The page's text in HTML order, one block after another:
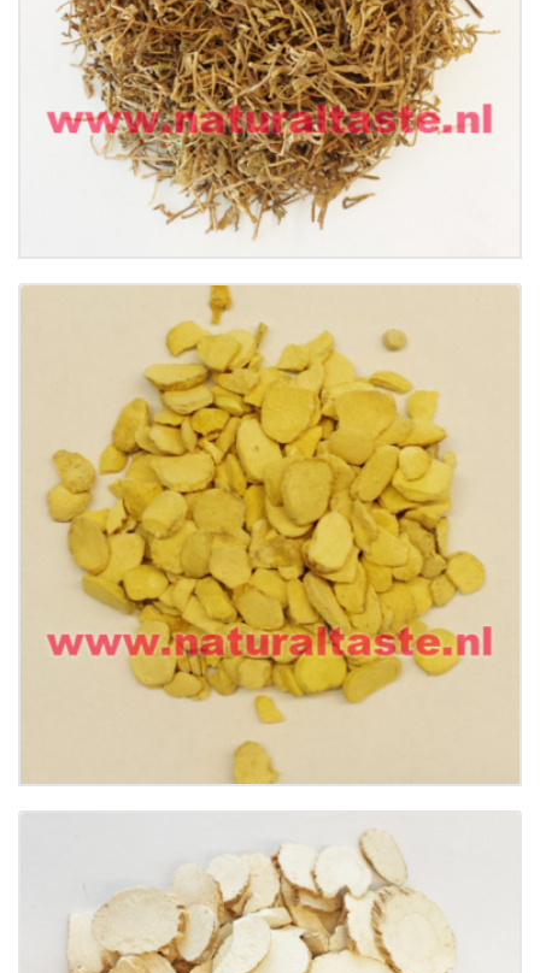
Details
BAN XIA (FA) • Rhizoma Pinellase Preparata
€15.99
BAI ZHI (PIAN) • Radix Angelicae Dahuricae